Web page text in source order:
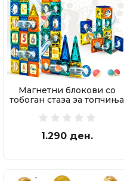
Магнетни блокови со
тобоган стаза за топчиња
1.290 ден.